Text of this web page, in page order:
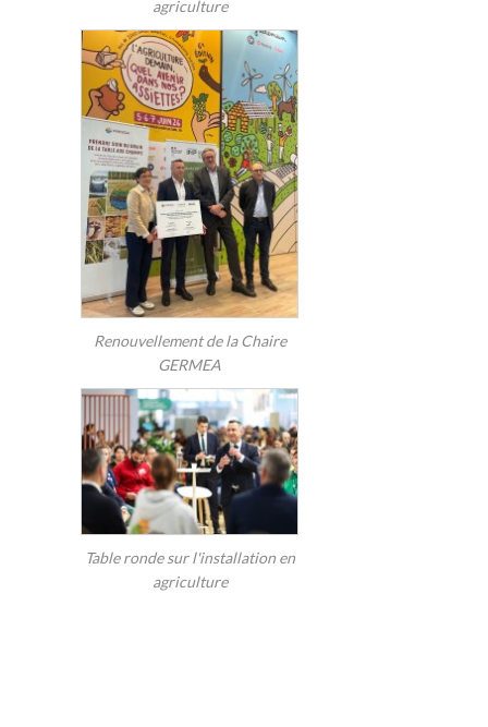
agriculture
Renouvellement de la Chaire
GERMEA
Table ronde sur l'installation en
agriculture